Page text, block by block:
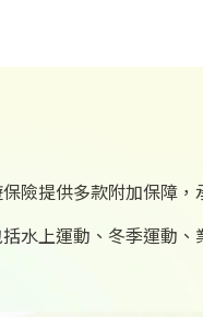
險提供多款附加保障
水上運動、冬季運動